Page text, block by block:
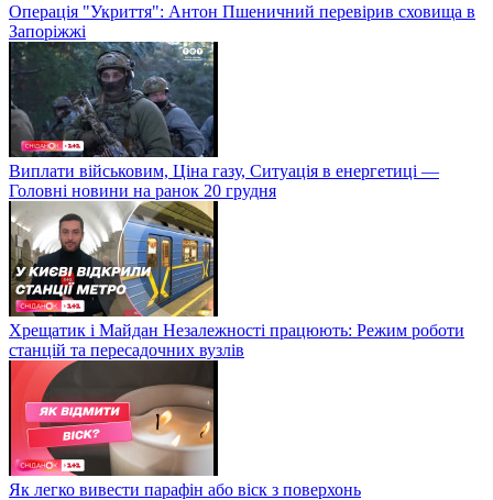
Операція "Укриття": Антон Пшеничний перевірив сховища в
Запоріжжі
Виплати військовим, Ціна газу, Ситуація в енергетиці —
Головні новини на ранок 20 грудня
Хрещатик і Майдан Незалежності працюють: Режим роботи
станцій та пересадочних вузлів
Як легко вивести парафін або віск з поверхонь